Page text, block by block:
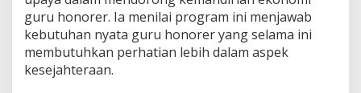
guru honorer. Ia menilai program ini menjawab
kebutuhan nyata guru honorer yang selama ini
membutuhkan perhatian lebih dalam aspek
kesejahteraan.